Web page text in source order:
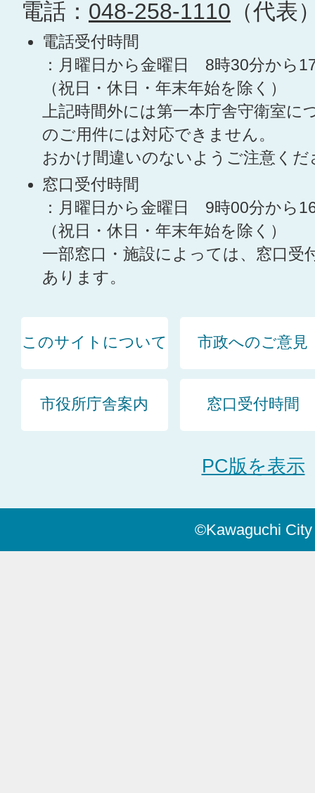
電話： 048-258-1110 （代表
電話受付時間
：月曜日から金曜日 8時30分から
（祝日・休日・年末年始を除く）
上記時間外には第一本庁舎守衛室に
のご用件には対応できません。
おかけ間違いのないようご注意くだ
窓口受付時間
：月曜日から金曜日 9時00分から
（祝日・休日・年末年始を除く）
一部窓口・施設によっては、窓口受
あります。
このサイトについて 市政へのご意見
市役所庁舎案内 窓口受付時間
PC版を表示
©Kawaguchi City